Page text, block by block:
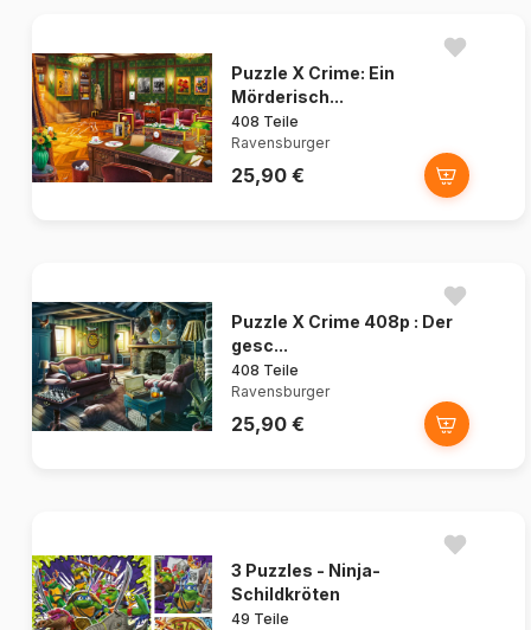
Puzzle X Crime: Ein
Mörderisch...
408 Teile
Ravensburger
25,90 €
Puzzle X Crime 408p : Der
gesc...
408 Teile
Ravensburger
25,90 €
3 Puzzles - Ninja-
Schildkröten
49 Teile